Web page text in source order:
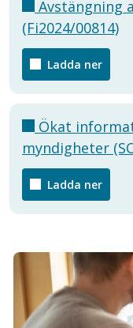
Avstängning
(Fi2024/00814)
Ladda ner
Ökat
myndigheter
Ladda ner